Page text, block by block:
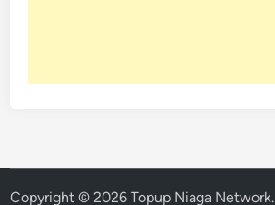
Copyright © 2026Topup Niaga Network.